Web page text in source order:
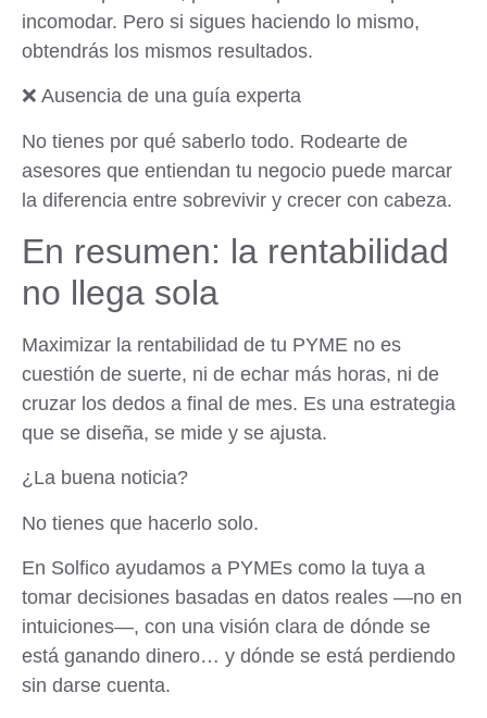
incomodar. Pero si sigues haciendo lo mismo,
obtendrás los mismos resultados.
❌ Ausencia de una guía experta
No tienes por qué saberlo todo. Rodearte de
asesores que entiendan tu negocio puede marcar
la diferencia entre sobrevivir y crecer con cabeza.
En resumen: la rentabilidad
no llega sola
Maximizar la rentabilidad de tu PYME no es
cuestión de suerte, ni de echar más horas, ni de
cruzar los dedos a final de mes. Es una estrategia
que se diseña, se mide y se ajusta.
¿La buena noticia?
No tienes que hacerlo solo.
En Solfico ayudamos a PYMEs como la tuya a
tomar decisiones basadas en datos reales —no en
intuiciones—, con una visión clara de dónde se
está ganando dinero… y dónde se está perdiendo
sin darse cuenta.